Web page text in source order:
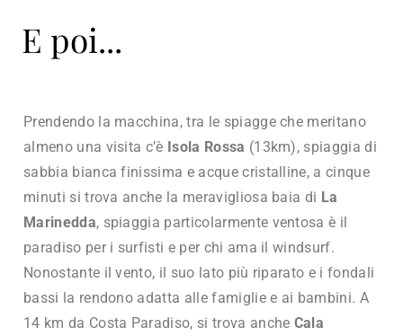
E poi...
Prendendo la macchina, tra le spiagge che meritano
almeno una visita c’è Isola Rossa (13km), spiaggia di
sabbia bianca finissima e acque cristalline, a cinque
minuti si trova anche la meravigliosa baia di La
Marinedda, spiaggia particolarmente ventosa è il
paradiso per i surfisti e per chi ama il windsurf.
Nonostante il vento, il suo lato più riparato e i fondali
bassi la rendono adatta alle famiglie e ai bambini. A
14 km da Costa Paradiso, si trova anche Cala